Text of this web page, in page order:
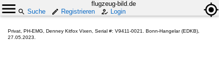
flugzeug-bild.de
Suche
Registrieren Login
Privat, PH-EMG, Denney Kitfox Vixen, Serial #: V9411-0021. Bonn-Hangelar (EDKB),
27.05.2023.